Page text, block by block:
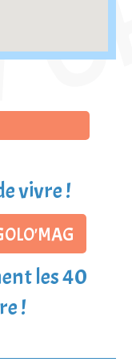
vivre !
les 40
!